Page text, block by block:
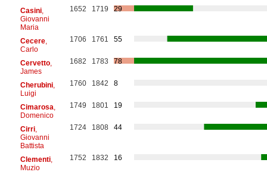
Casini,
Giovanni
Maria
1652 1719 29
Cecere,
Carlo
1706 1761 55
Cervetto,
James
1682 1783 78
Cherubini,
Luigi
1760 1842 8
Cimarosa
Domenico
1749 1801 19
Cirri,
Giovanni
Battista
1724 1808 44
Clementi,
Muzio
1752 1832 16